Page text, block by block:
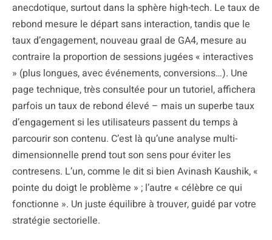
anecdotique, surtout dans la sphère high-tech. Le taux de
rebond mesure le départ sans interaction, tandis que le
taux d’engagement, nouveau graal de GA4, mesure au
contraire la proportion de sessions jugées « interactives
» (plus longues, avec événements, conversions…). Une
page technique, très consultée pour un tutoriel, affichera
parfois un taux de rebond élevé – mais un superbe taux
d’engagement si les utilisateurs passent du temps à
parcourir son contenu. C’est là qu’une analyse multi-
dimensionnelle prend tout son sens pour éviter les
contresens. L’un, comme le dit si bien Avinash Kaushik, «
pointe du doigt le problème » ; l’autre « célèbre ce qui
fonctionne ». Un juste équilibre à trouver, guidé par votre
stratégie sectorielle.